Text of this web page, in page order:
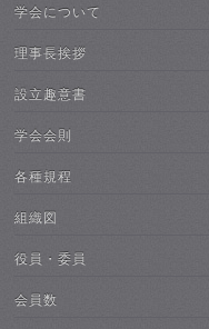
学会について
理事長挨拶
設立趣意書
学会会則
各種規程
組織図
役員・委員
会員数